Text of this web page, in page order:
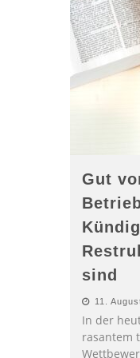
Gut
sind
11.
In der
rasantem